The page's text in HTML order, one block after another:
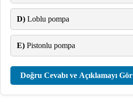
D) Loblu pompa
E) Pistonlu pompa
Doğru Cevabı ve Açıklamayı Gör